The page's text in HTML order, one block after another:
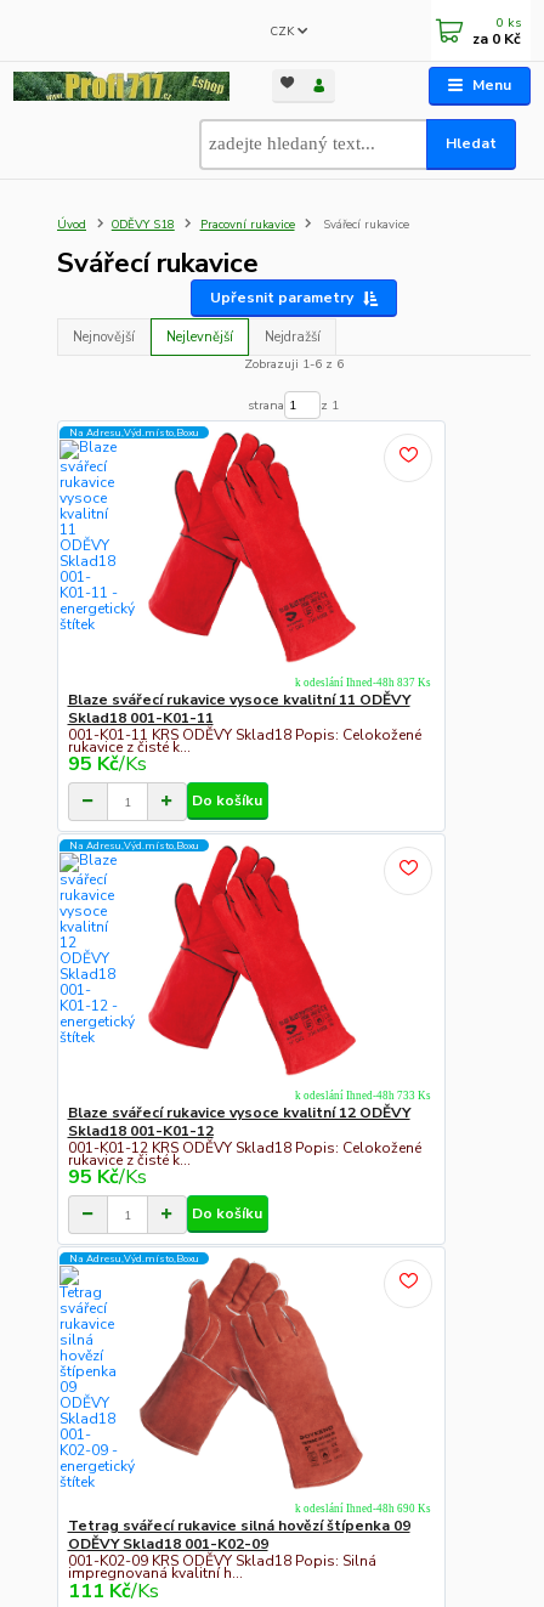
Menu
CZK
Hledat
0 ks
za 0 Kč
Úvod ODĚVY S18 Pracovní rukavice Svářecí rukavice
Svářecí rukavice
Upřesnit parametry
Nejnovější Nejlevnější
Nejdražší
Zobrazuji 1-6 z 6
strana z 1
Na Adresu,Výd.místo,Boxu
Blaze svářecí rukavice vysoce kvalitní 11 ODĚVY
Sklad18 001-K01-11
001-K01-11 KRS ODĚVY Sklad18 Popis: Celokožené
rukavice z čisté k...
95 Kč/Ks
k odeslání Ihned-48h 837 Ks
Do košíku
Na Adresu,Výd.místo,Boxu
Blaze svářecí rukavice vysoce kvalitní 12 ODĚVY
Sklad18 001-K01-12
001-K01-12 KRS ODĚVY Sklad18 Popis: Celokožené
rukavice z čisté k...
95 Kč/Ks
k odeslání Ihned-48h 733 Ks
Do košíku
Na Adresu,Výd.místo,Boxu
Tetrag svářecí rukavice silná hovězí štípenka 09
ODĚVY Sklad18 001-K02-09
001-K02-09 KRS ODĚVY Sklad18 Popis: Silná
impregnovaná kvalitní h...
111 Kč/Ks
k odeslání Ihned-48h 690 Ks